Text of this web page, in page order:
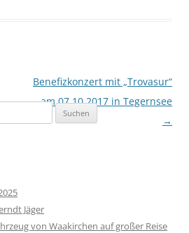
Benefizkonzert mit „Trovasur“
am 07.10.2017 in Tegernsee
→
Jäger
von Waakirchen auf großer Reise